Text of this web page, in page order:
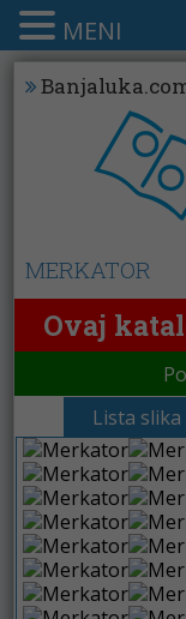
MERKATOR
Ovaj
Lista slika
MENI